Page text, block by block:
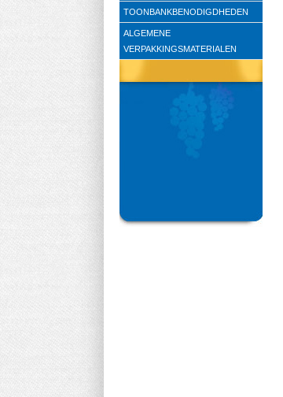
TOONBANKBENODIGDHEDEN
ALGEMENE
VERPAKKINGSMATERIALEN